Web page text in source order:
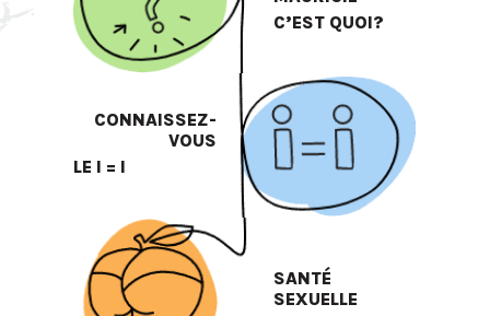
C’EST QUOI?
CONNAISSEZ-
VOUS
LE I = I
SANTÉ
SEXUELLE